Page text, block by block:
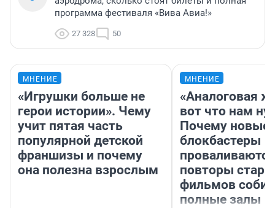
программа фестиваля «Вива Авиа!»
27 328 50
МНЕНИЕ
«Игрушки больше не
герои истории». Чему
учит пятая часть
популярной детской
франшизы и почему
она полезна взрослым
МНЕНИЕ
«Аналоговая
вот что нам
Почему новые
блокбастеры
повторы
фильмов
полные залы